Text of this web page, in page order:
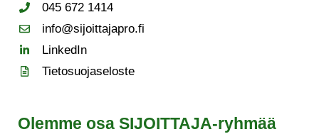
045 672 1414
info@sijoittajapro.fi
LinkedIn
Tietosuojaseloste
Olemme osa SIJOITTAJA-ryhmää